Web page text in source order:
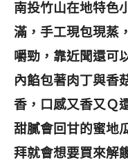
南投竹山在地特色
滿，手工現包現蒸
嚼勁，靠近聞還可
內餡包著肉丁與香
香，口感又香又Ｑ
甜膩會回甘的蜜地
拜就會想要買來解